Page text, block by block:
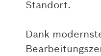
Standort.
Dank